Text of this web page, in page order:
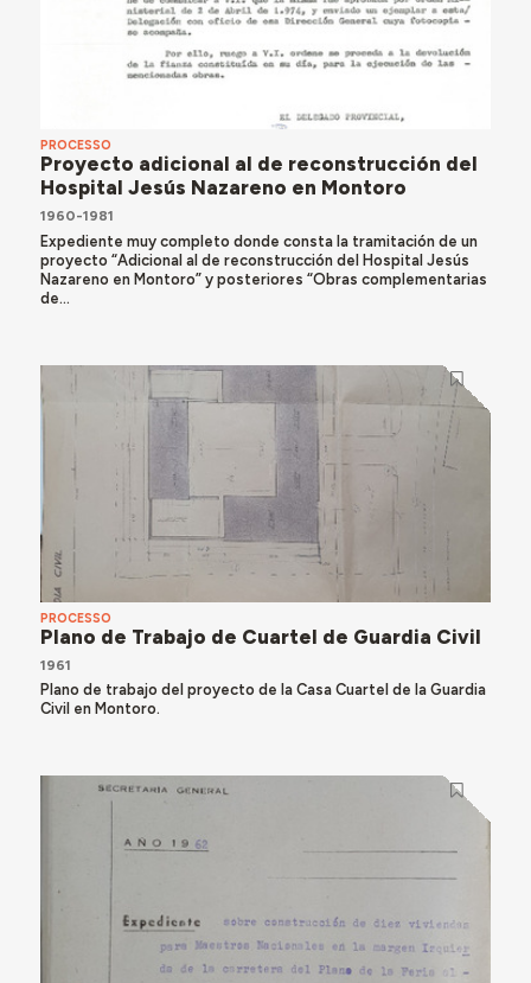
PROCESSO
Proyecto adicional al de reconstrucción del
Hospital Jesús Nazareno en Montoro
1960-1981
Expediente muy completo donde consta la tramitación de un
proyecto “Adicional al de reconstrucción del Hospital Jesús
Nazareno en Montoro” y posteriores “Obras complementarias
de...
PROCESSO
Plano de Trabajo de Cuartel de Guardia Civil
1961
Plano de trabajo del proyecto de la Casa Cuartel de la Guardia
Civil en Montoro.